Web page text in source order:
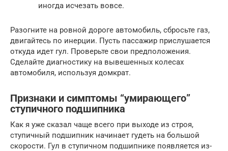
иногда исчезать вовсе.
Разогните на ровной дороге автомобиль, сбросьте газ,
двигайтесь по инерции. Пусть пассажир прислушается
откуда идет гул. Проверьте свои предположения.
Сделайте диагностику на вывешенных колесах
автомобиля, используя домкрат.
Признаки и симптомы “умирающего”
ступичного подшипника
Как я уже сказал чаще всего при выходе из строя,
ступичный подшипник начинает гудеть на большой
скорости. Гул в ступичном подшипнике появляется из-